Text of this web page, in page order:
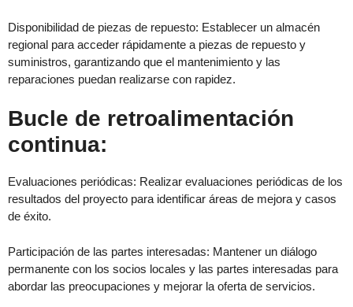
Disponibilidad de piezas de repuesto: Establecer un almacén
regional para acceder rápidamente a piezas de repuesto y
suministros, garantizando que el mantenimiento y las
reparaciones puedan realizarse con rapidez.
Bucle de retroalimentación
continua:
Evaluaciones periódicas: Realizar evaluaciones periódicas de los
resultados del proyecto para identificar áreas de mejora y casos
de éxito.
Participación de las partes interesadas: Mantener un diálogo
permanente con los socios locales y las partes interesadas para
abordar las preocupaciones y mejorar la oferta de servicios.